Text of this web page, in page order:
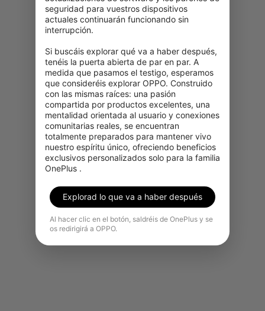
seguridad para vuestros dispositivos
actuales continuarán funcionando sin
interrupción.
Si buscáis explorar qué va a haber después,
tenéis la puerta abierta de par en par. A
medida que pasamos el testigo, esperamos
que consideréis explorar OPPO. Construido
con las mismas raíces: una pasión
compartida por productos excelentes, una
mentalidad orientada al usuario y conexiones
comunitarias reales, se encuentran
totalmente preparados para mantener vivo
nuestro espíritu único, ofreciendo beneficios
exclusivos personalizados solo para la familia
OnePlus .
Explorad lo que va a haber después
Al hacer clic en el botón, saldréis de OnePlus y se
os redirigirá a OPPO.